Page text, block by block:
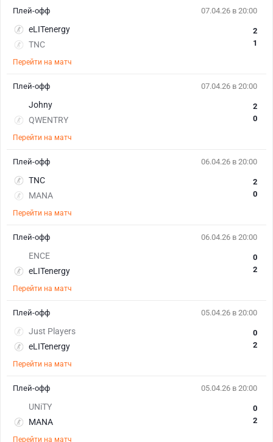
07.04.26 в 20:00
eLITenergy
TNC
2
1
Перейти на матч
Плей-офф
07.04.26 в 20:00
Johny
QWENTRY
2
0
Перейти на матч
Плей-офф
06.04.26 в 20:00
TNC
MANA
2
0
Перейти на матч
Плей-офф
06.04.26 в 20:00
ENCE
eLITenergy
0
2
Перейти на матч
Плей-офф
05.04.26 в 20:00
Just Players
eLITenergy
0
2
Перейти на матч
Плей-офф
05.04.26 в 20:00
UNiTY
MANA
0
2
Перейти на матч
Плей-офф